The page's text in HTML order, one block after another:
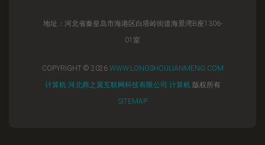
地址：河北省秦皇岛市海港区白塔岭街道海景湾B座1306-
01室
COPYRIGHT © 2026 WWW.LONGSHOULIANMENG.COM
计算机 河北商之翼互联网科技有限公司 计算机版权所有
SITEMAP